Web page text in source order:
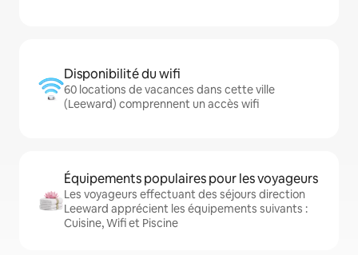
Disponibilité du wifi
60 locations de vacances dans cette ville
(Leeward) comprennent un accès wifi
Équipements populaires pour les voyageurs
Les voyageurs effectuant des séjours direction
Leeward apprécient les équipements suivants :
Cuisine, Wifi et Piscine